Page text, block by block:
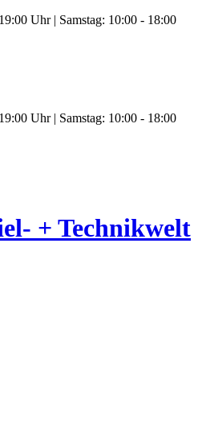
Uhr | Samstag: 10:00 - 18:00
Uhr | Samstag: 10:00 - 18:00